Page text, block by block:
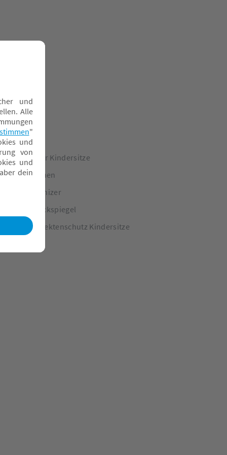
für Kindersitze
Rücksitz Organizer
Sicherheitsrückspiegel
Sonnen- & Insektenschutz Kindersitze